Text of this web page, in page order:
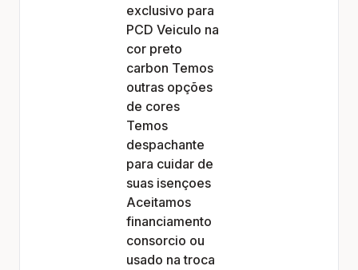
exclusivo para
PCD Veiculo na
cor preto
carbon Temos
outras opções
de cores
Temos
despachante
para cuidar de
suas isençoes
Aceitamos
financiamento
consorcio ou
usado na troca